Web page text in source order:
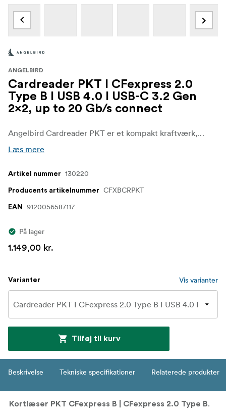
ANGELBIRD
Cardreader PKT I CFexpress 2.0
Type B I USB 4.0 I USB-C 3.2 Gen
2x2, up to 20 Gb/s connect
Angelbird Cardreader PKT er et kompakt kraftværk, der er bygget til bærbarhed og effektivitet. Slip ubesværede postproduktionsworkflows løs og få højhastighedsunderstøttelse til problemfri dataoverførsler, ekstern optagelse med USB-C-kompatibilitet og redigering uden forsinkelse direkte fra kortlæseren.
Læs mere
Artikel nummer 130220
Producents artikelnummer CFXBCRPKT
EAN 9120056587117
På lager
1.149,00 kr.
Varianter Vis varianter
Tilføj til kurv
Beskrivelse Tekniske specifikationer Relaterede produkter
Kortlæser PKT CFexpress B | CFexpress 2.0 Type B.